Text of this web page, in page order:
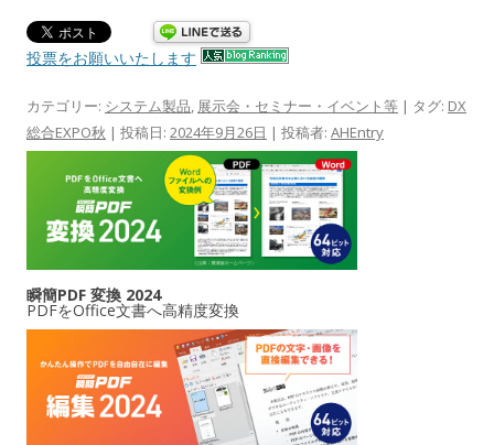
投票をお願いいたします
カテゴリー: システム製品, 展示会・セミナー・イベント等 | タグ: DX
総合EXPO秋 | 投稿日: 2024年9月26日 | 投稿者: AHEntry
瞬簡PDF 変換 2024
PDFをOffice文書へ高精度変換